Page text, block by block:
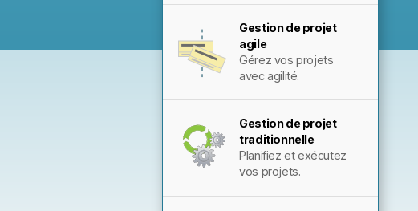
Gestion de projet
agile
Gérez vos projets
avec agilité.
Gestion de projet
traditionnelle
Planifiez et exécutez
vos projets.